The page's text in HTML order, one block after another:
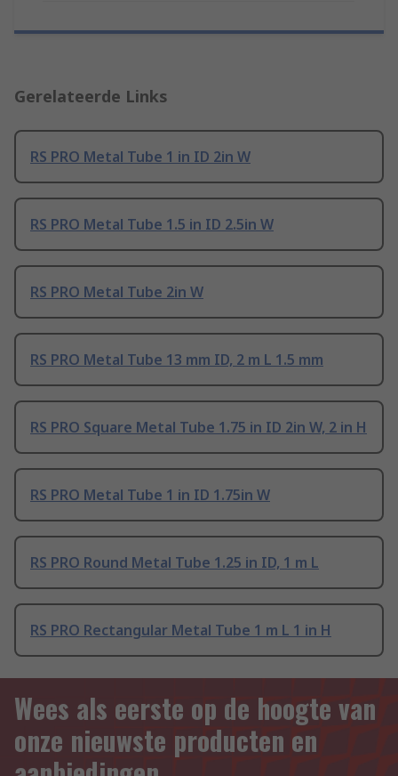
Gerelateerde Links
RS PRO Metal Tube 1 in ID 2in W
RS PRO Metal Tube 1.5 in ID 2.5in W
RS PRO Metal Tube 2in W
RS PRO Metal Tube 13 mm ID, 2 m L 1.5 mm
RS PRO Square Metal Tube 1.75 in ID 2in W, 2 in H
RS PRO Metal Tube 1 in ID 1.75in W
RS PRO Round Metal Tube 1.25 in ID, 1 m L
RS PRO Rectangular Metal Tube 1 m L 1 in H
Wees als eerste op de hoogte van
onze nieuwste producten en